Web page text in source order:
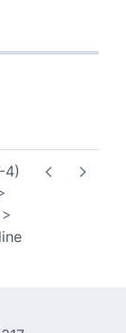
4)